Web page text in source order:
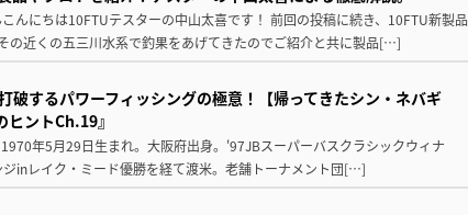
んにちは10FTUテスターの中山太喜です！ 前回の投稿に続き、10FTU新製品
の近くの五三川水系で釣果をあげてきたのでご紹介と共に製品[…]
破するパワーフィッシングの極意！【帰ってきたシン・ネバギ
ントCh.19』
年5月29日生まれ。大阪府出身。'97JBスーパーバスクラシックウィナ
inレイク・ミード優勝を経て渡米。老舗トーナメント団[…]